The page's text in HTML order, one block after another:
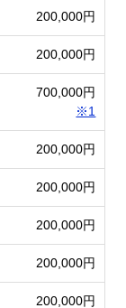
200,000円
200,000円
700,000円
※1
200,000円
200,000円
200,000円
200,000円
200,000円